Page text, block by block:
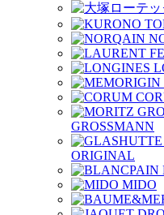
GROSSMANN
ORIGINAL
MIDO